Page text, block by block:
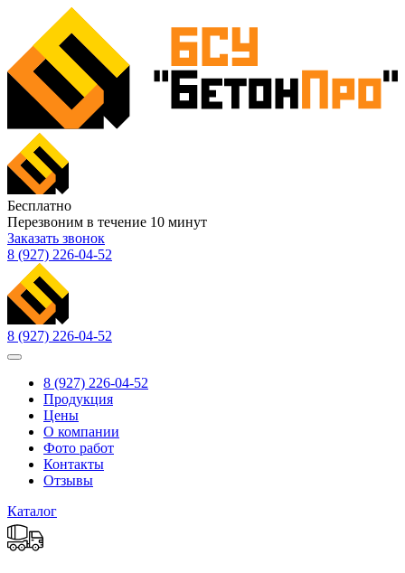
Бесплатно
Перезвоним в течение 10 минут
Заказать звонок
8 (927) 226-04-52
8 (927) 226-04-52
8 (927) 226-04-52
Продукция
Цены
О компании
Фото работ
Контакты
Отзывы
Каталог